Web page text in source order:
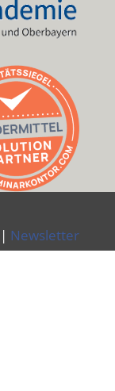
| Newsletter